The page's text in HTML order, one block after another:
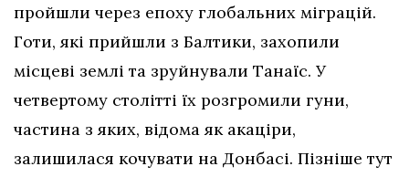
пройшли через епоху глобальних міграцій.
Готи, які прийшли з Балтики, захопили
місцеві землі та зруйнували Танаїс. У
четвертому столітті їх розгромили гуни,
частина з яких, відома як акаціри,
залишилася кочувати на Донбасі. Пізніше тут